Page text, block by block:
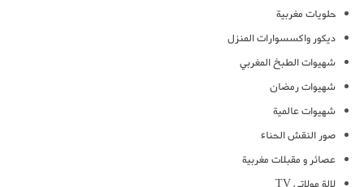
حلويات مغربية
ديكور واكسسوارات المنزل
شهيوات الطبخ المغربي
شهيوات رمضان
شهيوات عالمية
صور النقش الحناء
عصائر و مقبلات مغربية